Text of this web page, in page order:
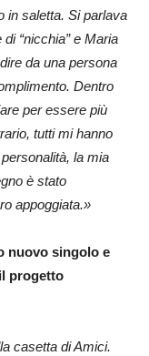
in saletta. Si parlava
“nicchia” e Maria
da una persona
Dentro
per essere più
tutti mi hanno
la mia
è stato
appoggiata.»
nuovo singolo e
progetto
casetta di Amici.